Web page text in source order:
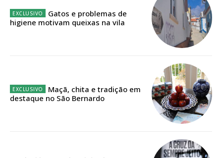
12 meses
Edição em papel entregue à Quinta-feira em sua
Acesso ao conteúdo online
Acesso aos conteúdos Exclusivos para
Gatos e problemas de
higiene motivam queixas na vila
Maçã, chita e tradição em
destaque no São Bernardo